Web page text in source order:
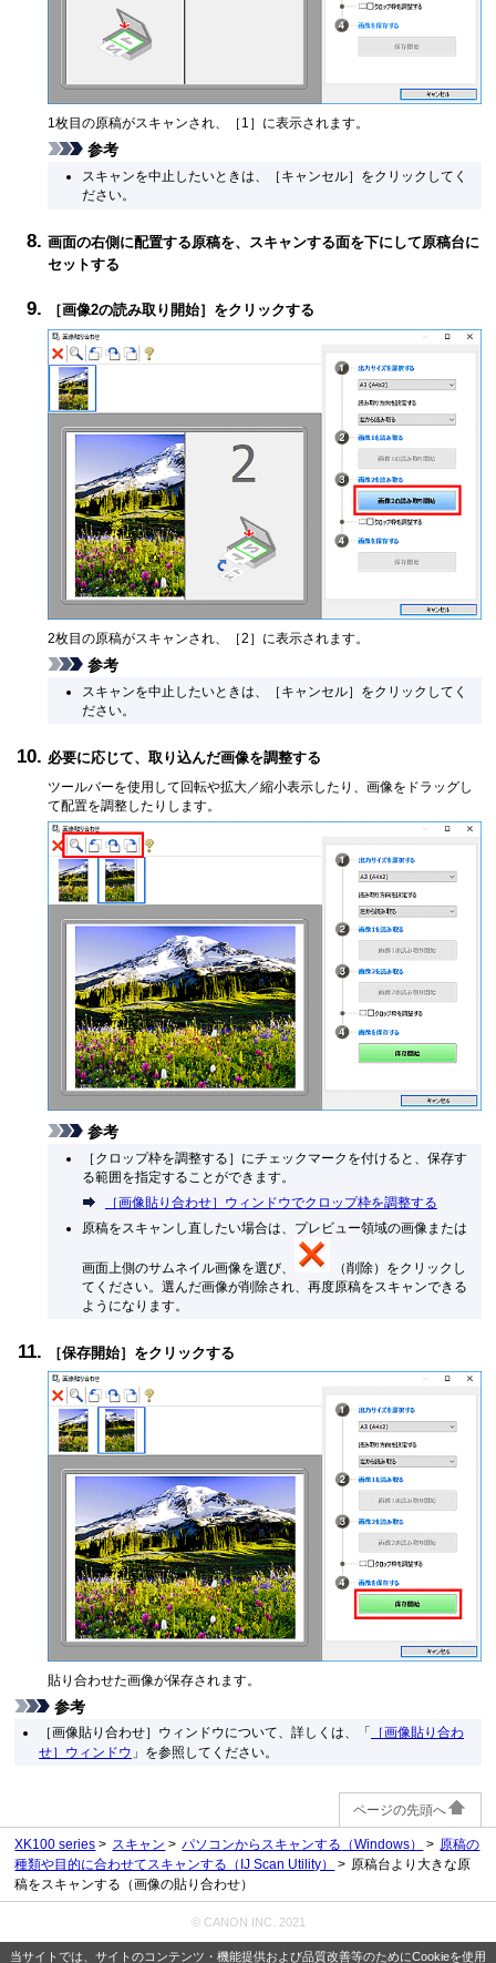
当サイトでは、サイトのコンテンツ・機能提供および品質改善等のためにCookieを使用
1枚目の原稿がスキャンされ、［ 1 ］に表示されます。
参考
スキャンを中止したいときは、［ キャンセル］をクリックしてく
ださい。
画面の右側に配置する原稿を、スキャンする面を下にして原稿台に
セットする
［画像2の読み取り開始］をクリックする
2枚目の原稿がスキャンされ、［2 ］に表示されます。
参考
スキャンを中止したいときは、［ キャンセル］をクリックしてく
ださい。
必要に応じて、取り込んだ画像を調整する
ツールバーを使用して回転や拡大／縮小表示したり、画像をドラッグし
て配置を調整したりします。
参考
［ クロップ枠を調整する ］にチェックマークを付けると、保存す
る範囲を指定することができます。
［画像貼り合わせ］ウィンドウでクロップ枠を調整する
原稿をスキャンし直したい場合は、プレビュー領域の画像または
画面上側のサムネイル画像を選び、
（削除）をクリックし
てください。 選んだ画像が削除され、再度原稿をスキャンできる
ようになります。
［保存開始］をクリックする
貼り合わせた画像が保存されます。
参考
［画像貼り合わせ］ウィンドウについて、詳しくは、「 ［画像貼り合わ
せ］ウィンドウ 」を参照してください。
ページの先頭へ
XK100 series スキャン パソコンからスキャンする （Windows）
原稿の
種類や目的に合わせてスキャンする（IJ Scan Utility）
原稿台より大きな原
稿をスキャンする（画像の貼り合わせ）
© CANON INC. 2021